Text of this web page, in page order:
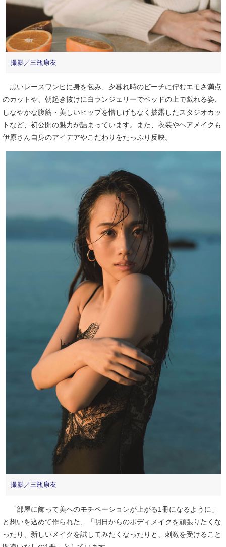
撮影／三瓶康友
黒いレースワンピに身を包み、夕暮れ時のビーチに佇むエモさ満点
のカットや、朝起き抜けに白ランジェリーでベッドの上で戯れる姿、
しなやかな腹筋・美しいヒップを惜しげもなく披露したスタジオカッ
トなど、初公開の魅力が詰まっています。また、衣装やヘアメイクも
伊原さん自身のアイデアやこだわりをたっぷり反映。
撮影／三瓶康友
「部屋に飾って美へのモチベーションが上がる1冊になるように」
と想いを込めて作られた、「明日からのボディメイクを頑張りたくな
ったり、新しいメイクを試してみたくなったりと、刺激を受けること